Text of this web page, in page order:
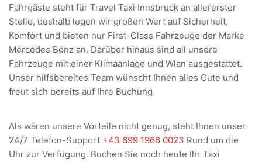
Fahrgäste steht für Travel Taxi Innsbruck an allererster
Stelle, deshalb legen wir großen Wert auf Sicherheit,
Komfort und bieten nur First-Class Fahrzeuge der Marke
Mercedes Benz an. Darüber hinaus sind all unsere
Fahrzeuge mit einer Klimaanlage und Wlan ausgestattet.
Unser hilfsbereites Team wünscht Ihnen alles Gute und
freut sich bereits auf Ihre Buchung.
Als wären unsere Vorteile nicht genug, steht Ihnen unser
24/7 Telefon-Support +43 699 1966 0023 Rund um die
Uhr zur Verfügung. Buchen Sie noch heute Ihr Taxi